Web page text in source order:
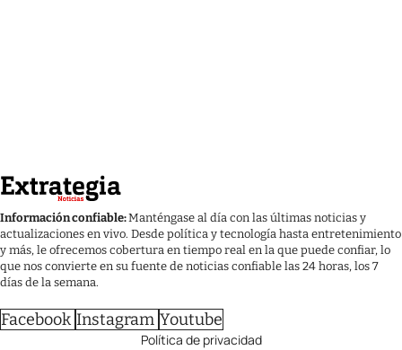
Información confiable:Manténgase al día con las últimas noticias y
actualizaciones en vivo. Desde política y tecnología hasta entretenimiento
y más, le ofrecemos cobertura en tiempo real en la que puede confiar, lo
que nos convierte en su fuente de noticias confiable las 24 horas, los 7
días de la semana.
Facebook Instagram Youtube
Política de privacidad